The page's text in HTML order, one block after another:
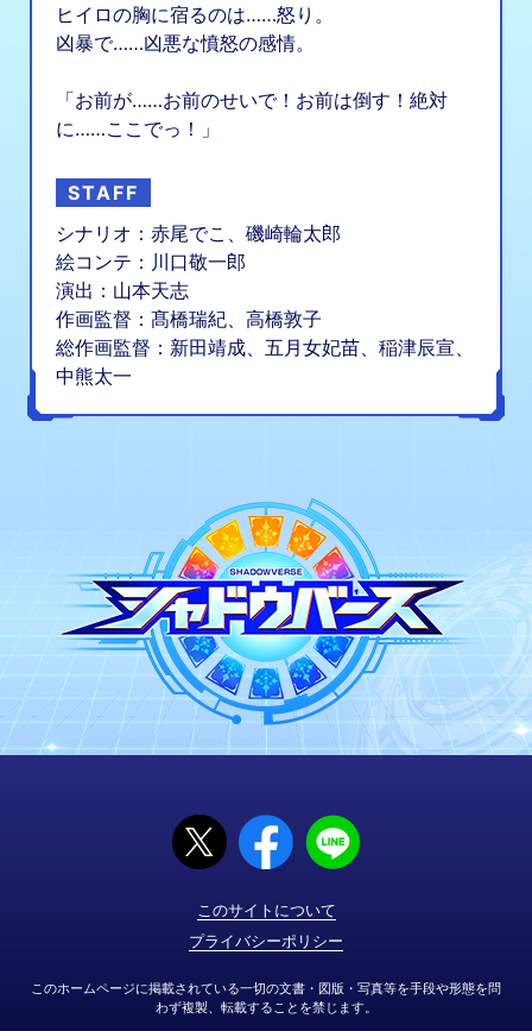
ヒイロの胸に宿るのは……怒り。
凶暴で……凶悪な憤怒の感情。
「お前が……お前のせいで！お前は倒す！絶対
に……ここでっ！」
STAFF
シナリオ：赤尾でこ、磯崎輪太郎
絵コンテ：川口敬一郎
演出：山本天志
作画監督：髙橋瑞紀、高橋敦子
総作画監督：新田靖成、五月女妃苗、稲津辰宣、
中熊太一
このサイトについて
プライバシーポリシー
このホームページに掲載されている一切の文書・図版・写真等を手段や形態を問
わず複製、転載することを禁じます。